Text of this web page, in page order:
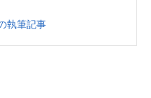
執筆記事